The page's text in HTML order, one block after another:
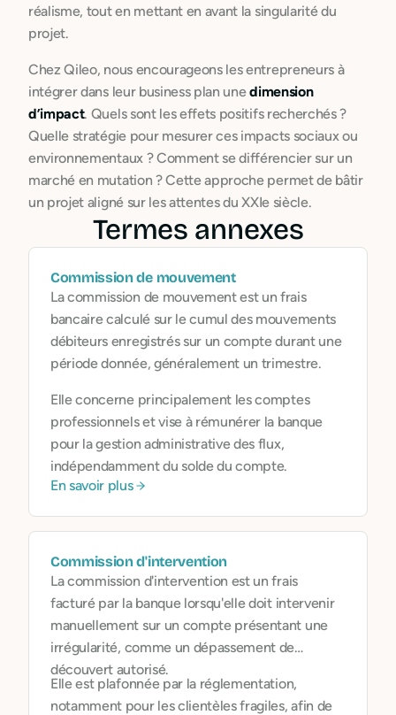
réalisme, tout en mettant en avant la singularité du
projet.
Chez Qileo, nous encourageons les entrepreneurs à
intégrer dans leur business plan unedimension
d’impact. Quels sont les effets positifs recherchés ?
Quelle stratégie pour mesurer ces impacts sociaux ou
environnementaux ? Comment se différencier sur un
marché en mutation ? Cette approche permet de bâtir
un projet aligné sur les attentes du XXIe siècle.
Termes annexes
Commission de mouvement
La commission de mouvement est un frais
bancaire calculé sur le cumul des mouvements
débiteurs enregistrés sur un compte durant une
période donnée, généralement un trimestre.
Elle concerne principalement les comptes
professionnels et vise à rémunérer la banque
pour la gestion administrative des flux,
indépendamment du solde du compte.
En savoir plus
Commission d'intervention
La commission d'intervention est un frais
facturé par la banque lorsqu'elle doit intervenir
manuellement sur un compte présentant une
irrégularité, comme un dépassement de
découvert autorisé.
Elle est plafonnée par la réglementation,
notamment pour les clientèles fragiles, afin de